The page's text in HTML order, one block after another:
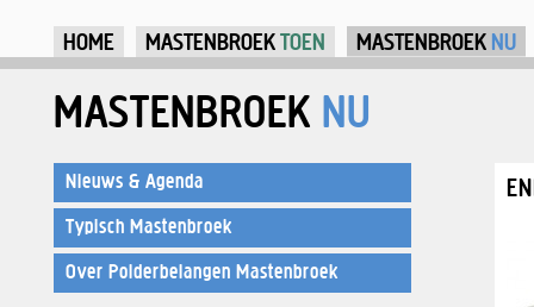
HOME MASTENBROEKTOEN MASTENBROEK NU
MASTENBROEK NU
Nieuws & Agenda
Typisch Mastenbroek
Over Polderbelangen Mastenbroek